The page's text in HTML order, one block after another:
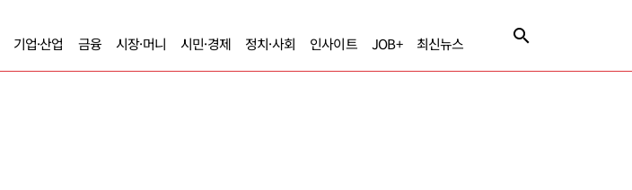
기업·산업 금융 시장·머니 시민·경제 정치·사회 인사이트 JOB+ 최신뉴스